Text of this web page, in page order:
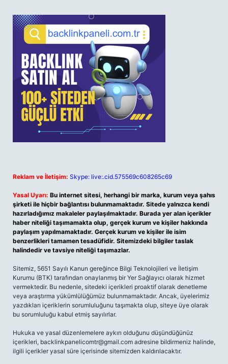
Reklam ve İletişim: Skype: live:.cid.575569c608265c69
Yasal Uyarı: Bu internet sitesi, herhangi bir marka, kurum veya şahıs
şirketi ile hiçbir bağlantısı bulunmamaktadır. Sitede yalnızca kendi
hazırladığımız makaleler paylaşılmaktadır. Burada yer alan içerikler
haber niteliği taşımamakta olup, gerçek kurum ve kişiler hakkında
paylaşım yapılmamaktadır. Gerçek kurum ve kişiler ile isim
benzerlikleri tamamen tesadüfidir. Sitemizdeki bilgiler taslak
halindedir ve tavsiye niteliği taşımazlar.
Sitemiz, 5651 Sayılı Kanun gereğince Bilgi Teknolojileri ve İletişim
Kurumu (BTK) tarafından onaylanmış bir Yer Sağlayıcı olarak hizmet
vermektedir. Bu nedenle, sitedeki içerikleri proaktif olarak denetleme
veya araştırma yükümlülüğümüz bulunmamaktadır. Ancak, üyelerimiz
yazdıkları içeriklerin sorumluluğunu taşımakta olup, siteye üye olarak
bu sorumluluğu kabul etmiş sayılırlar.
Hukuka ve yasal düzenlemelere aykırı olduğunu düşündüğünüz
içerikleri, backlinkpanelicomtr@gmail.com adresine bildirmeniz halinde,
ilgili içerikler yasal süre içerisinde sitemizden kaldırılacaktır.